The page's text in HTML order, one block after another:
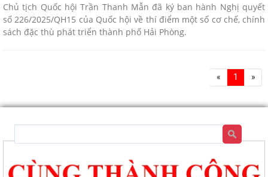
Chủ tịch Quốc hội Trần Thanh Mẫn đã ký ban hành Nghị quyết
số 226/2025/QH15 của Quốc hội về thí điểm một số cơ chế, chính
sách đặc thù phát triển thành phố Hải Phòng.
« 1 »